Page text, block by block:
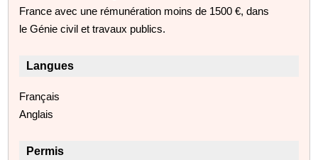
France avec une rémunération moins de 1500 €, dans
le Génie civil et travaux publics.
Langues
Français
Anglais
Permis